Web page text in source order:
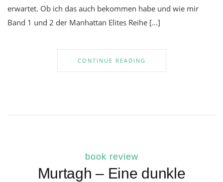
erwartet. Ob ich das auch bekommen habe und wie mir
Band 1 und 2 der Manhattan Elites Reihe […]
CONTINUE READING
book review
Murtagh – Eine dunkle